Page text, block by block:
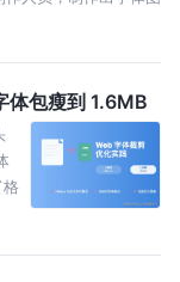
体包瘦到 1.6MB